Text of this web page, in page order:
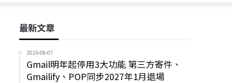
最新文章
2026-08-07
Gmail明年起停用3大功能 第三方寄件、
Gmailify、POP同步2027年1月退場